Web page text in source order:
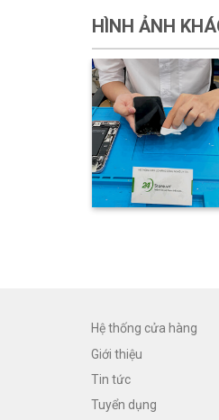
HÌNH ẢNH
Hệ thống cửa hàng
Giới thiệu
Tin tức
Tuyển dụng